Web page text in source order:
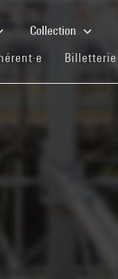
Collection
(current)
Billetterie